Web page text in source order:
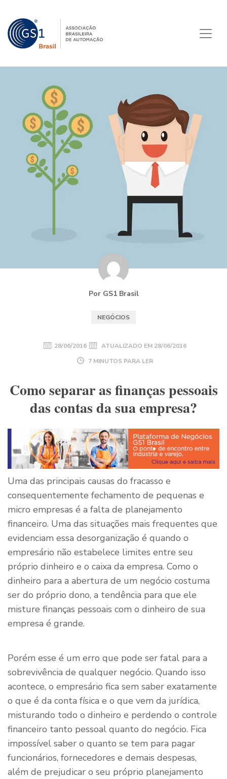
Por GS1 Brasil
NEGÓCIOS
28/06/2016 ATUALIZADO EM 28/06/2016
7 MINUTOS PARA LER
Como separar as finanças pessoais
das contas da sua empresa?
Uma das principais causas do fracasso e
consequentemente fechamento de pequenas e
micro empresas é a falta de planejamento
financeiro. Uma das situações mais frequentes que
evidenciam essa desorganização é quando o
empresário não estabelece limites entre seu
próprio dinheiro e o caixa da empresa. Como o
dinheiro para a abertura de um negócio costuma
ser do próprio dono, a tendência para que ele
misture finanças pessoais com o dinheiro de sua
empresa é grande.
Porém esse é um erro que pode ser fatal para a
sobrevivência de qualquer negócio. Quando isso
acontece, o empresário fica sem saber exatamente
o que é da conta física e o que vem da jurídica,
misturando todo o dinheiro e perdendo o controle
financeiro tanto pessoal quanto do negócio. Fica
impossível saber o quanto se tem para pagar
funcionários, fornecedores e demais despesas,
além de prejudicar o seu próprio planejamento